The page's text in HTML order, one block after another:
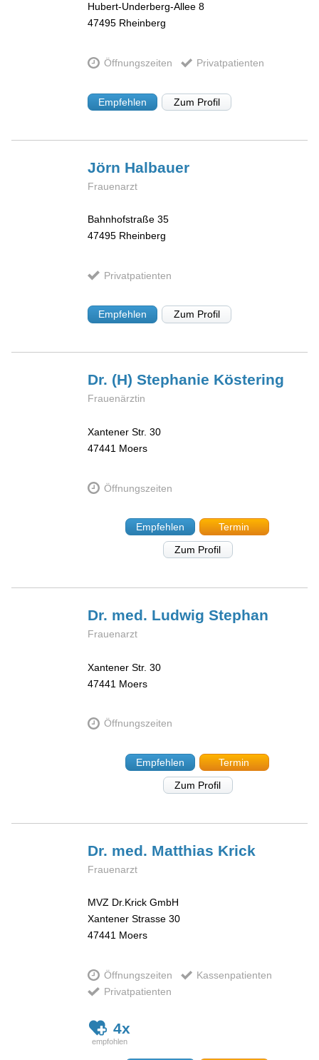
Hubert-Underberg-Allee 8
47495 Rheinberg
Öffnungszeiten Privatpatienten
Empfehlen Zum Profil
Jörn Halbauer
Frauenarzt
Bahnhofstraße 35
47495 Rheinberg
Privatpatienten
Empfehlen Zum Profil
Dr. (H) Stephanie Köstering
Frauenärztin
Xantener Str. 30
47441 Moers
Öffnungszeiten
Empfehlen
Termin
Zum Profil
Dr. med. LudwigStephan
Frauenarzt
Xantener Str. 30
47441 Moers
Öffnungszeiten
Empfehlen
Termin
Zum Profil
Dr. med. Matthias Krick
Frauenarzt
MVZ Dr.Krick GmbH
Xantener Strasse 30
47441 Moers
Öffnungszeiten
Kassenpatienten
Privatpatienten
4x